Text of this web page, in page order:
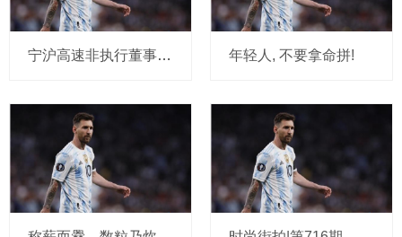
宁沪高速非执行董事杨建国离任, 年龄5 年轻人, 不要拿命拼!